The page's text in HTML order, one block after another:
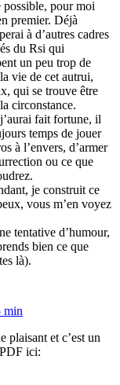
possible, pour moi
premier. Déjà
à d’autres cadres
du Rsi qui
un peu trop de
vie de cet autrui,
qui se trouve être
circonstance.
fait fortune, il
temps de jouer
à l’envers, d’armer
ou ce que
je construit ce
vous m’en voyez
tentative d’humour,
bien ce que
là).
min
plaisant et c’est un
ici: